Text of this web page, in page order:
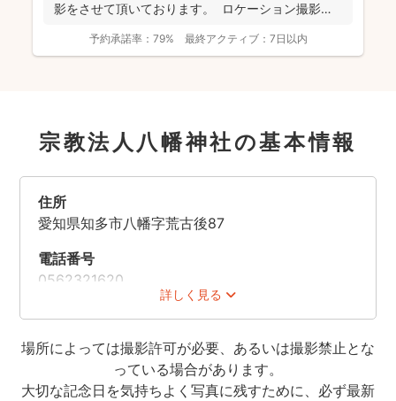
影をさせて頂いております。 ロケーション撮影も
予約承諾率： 79% 最終アクティブ： 7日以内
宗教法人八幡神社の基本情報
詳しく見る
住所
愛知県知多市八幡字荒古後87
電話番号
0562321620
場所によっては撮影許可が必要、あるいは撮影禁止とな
っている場合があります。
大切な記念日を気持ちよく写真に残すために、必ず最新